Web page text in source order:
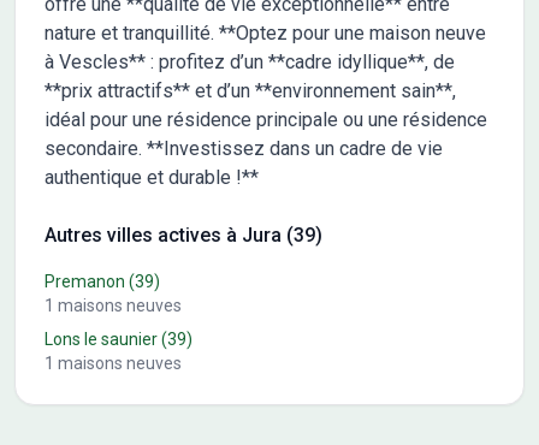
nature et tranquillité. **Optez pour une maison neuve
à Vescles** : profitez d’un **cadre idyllique**, de
**prix attractifs** et d’un **environnement sain**,
idéal pour une résidence principale ou une résidence
secondaire. **Investissez dans un cadre de vie
authentique et durable !**
Autres villes actives à Jura (39)
Premanon (39)
1 maisons neuves
Lons le saunier(39)
1 maisons neuves